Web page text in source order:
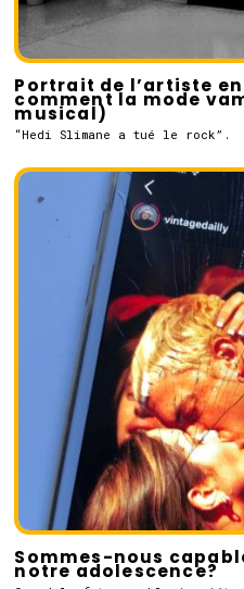
Portrait de l’artiste
comment la mode
musical)
“Hedi Slimane a tué le rock”.
Sommes-nous
notre adolescence?